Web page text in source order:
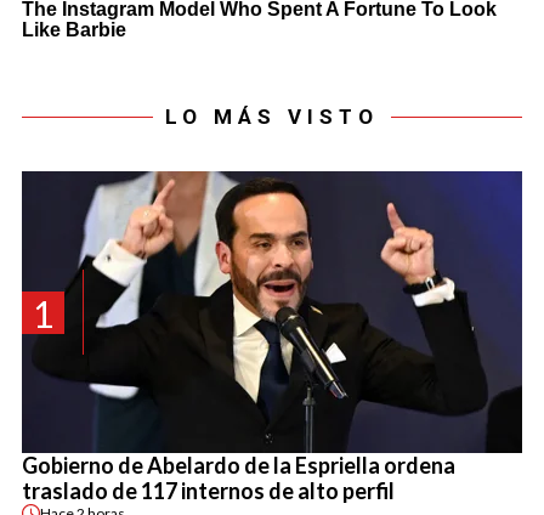
LO MÁS VISTO
1
Gobierno de Abelardo de la Espriella ordena
traslado de 117 internos de alto perfil